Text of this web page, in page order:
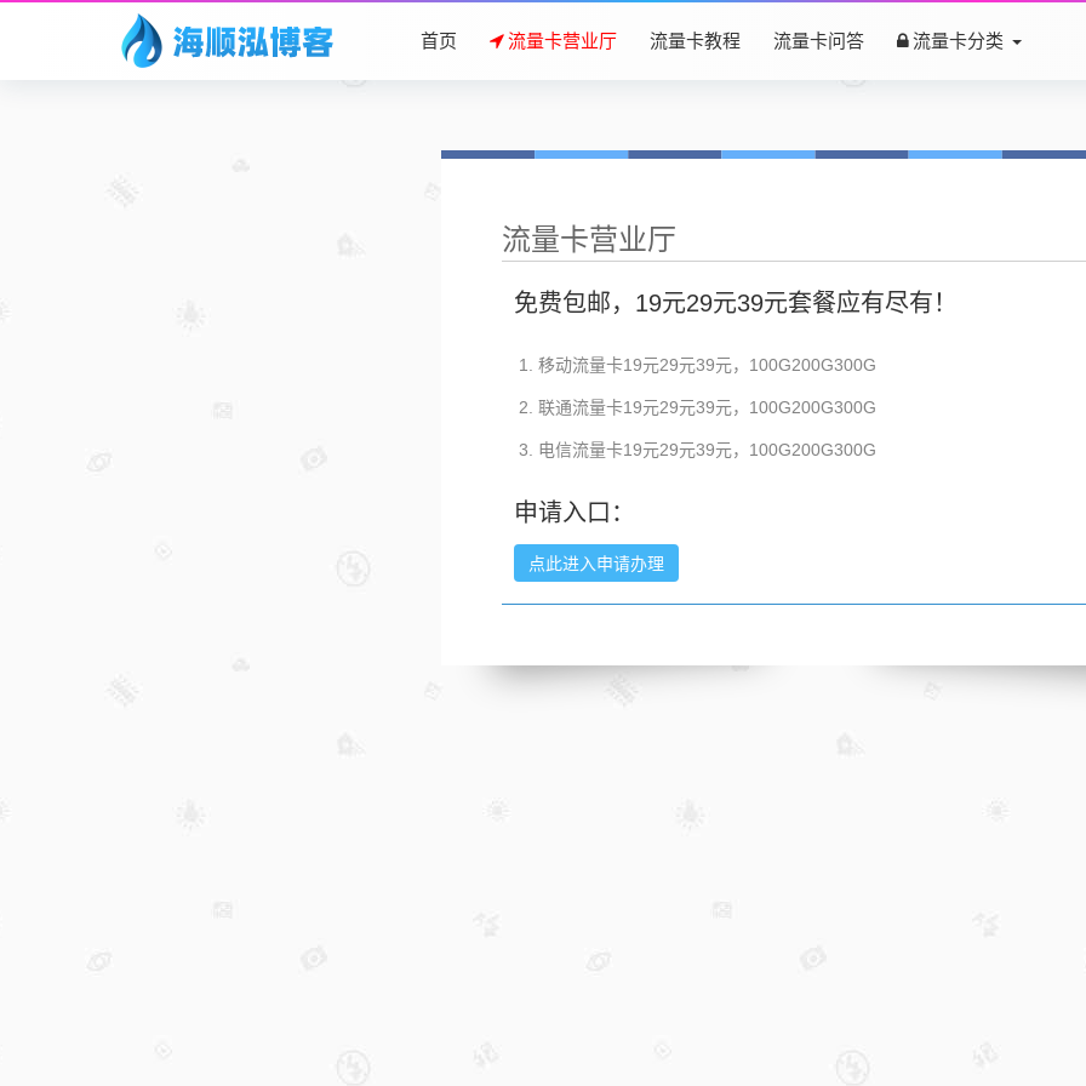
首页 流量卡营业厅 流量卡教程 流量卡问答 流量卡分类
流量卡营业厅
免费包邮，19元29元39元套餐应有尽有！
移动流量卡19元29元39元，100G200G300G
联通流量卡19元29元39元，100G200G300G
电信流量卡19元29元39元，100G200G300G
申请入口：
点此进入申请办理